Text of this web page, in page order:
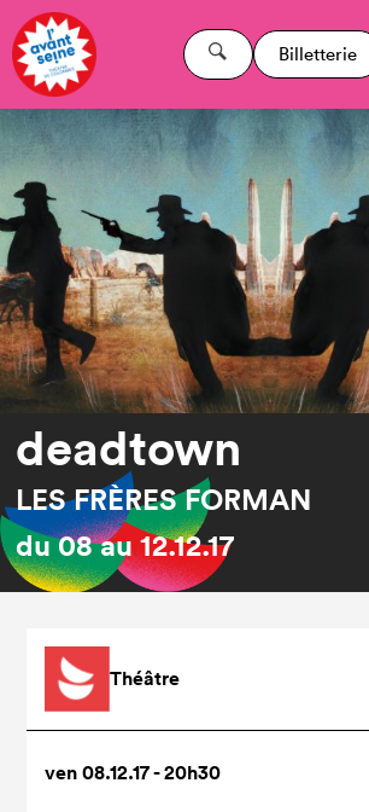
Billetterie
deadtown
LES FRÈRES FORMAN
du08au12.12.17
Théâtre
ven 08.12.17 - 20h30